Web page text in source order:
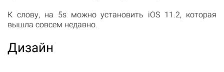
К слову, на 5s можно установить iOS 11.2, которая
вышла совсем недавно.
Дизайн